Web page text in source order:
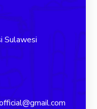
Sulawesi